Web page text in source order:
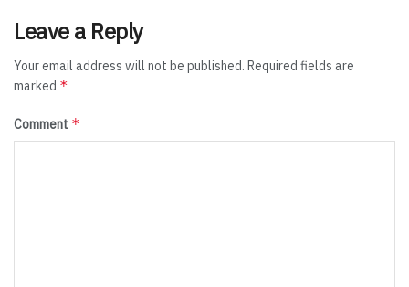
Leave a Reply
Your email address will not be published. Required fields are
marked *
Comment *